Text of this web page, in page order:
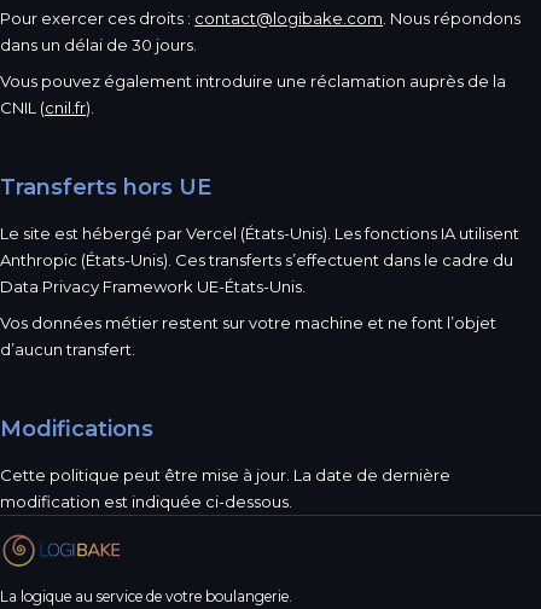
Pour exercer ces droits : contact@logibake.com . Nous répondons
dans un délai de 30 jours.
Vous pouvez également introduire une réclamation auprès de la
CNIL (cnil.fr).
Transferts hors UE
Le site est hébergé par Vercel (États-Unis). Les fonctions IA utilisent
Anthropic (États-Unis). Ces transferts s’effectuent dans le cadre du
Data Privacy Framework UE-États-Unis.
Vos données métier restent sur votre machine et ne font l’objet
d’aucun transfert.
Modifications
Cette politique peut être mise à jour. La date de dernière
modification est indiquée ci-dessous.
La logique au service de votre boulangerie.